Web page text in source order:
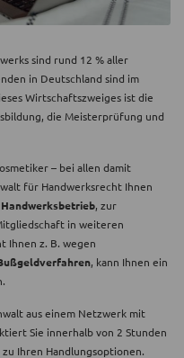
sind rund 12 % aller
in Deutschland sind im
Wirtschaftszweiges ist die
die Meisterprüfung und
– bei allen damit
für Handwerksrecht Ihnen
Handwerksbetrieb, zur
in weiteren
Ihnen z. B. wegen
, kann Ihnen ein
aus einem Netzwerk mit
Sie innerhalb von 2 Stunden
zu Ihren Handlungsoptionen.